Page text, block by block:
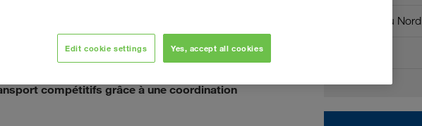
et déchargeons vos marchandises partout dans les
La société LKW WALTER, le transporteur
complets) de toute l'Estonie vers tous les
individuellement
compétitifs grâce à une coordination
Afrique du Nord
Edit cookie settings Yes, accept all cookies